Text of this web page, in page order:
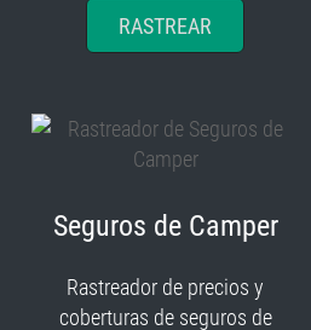
RASTREAR
Seguros de Camper
Rastreador de precios y
coberturas de seguros de